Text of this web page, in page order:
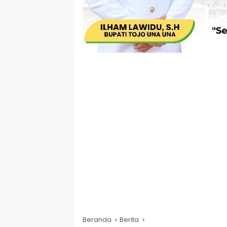
Beranda Berita